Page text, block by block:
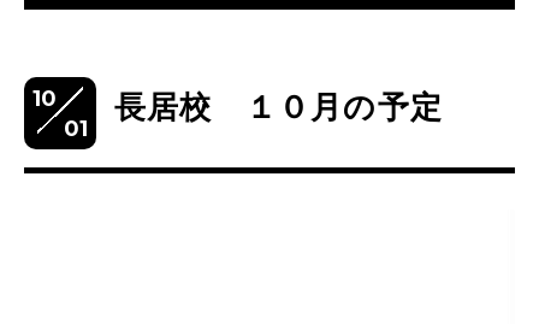
10
01
長居校 １０月の予定